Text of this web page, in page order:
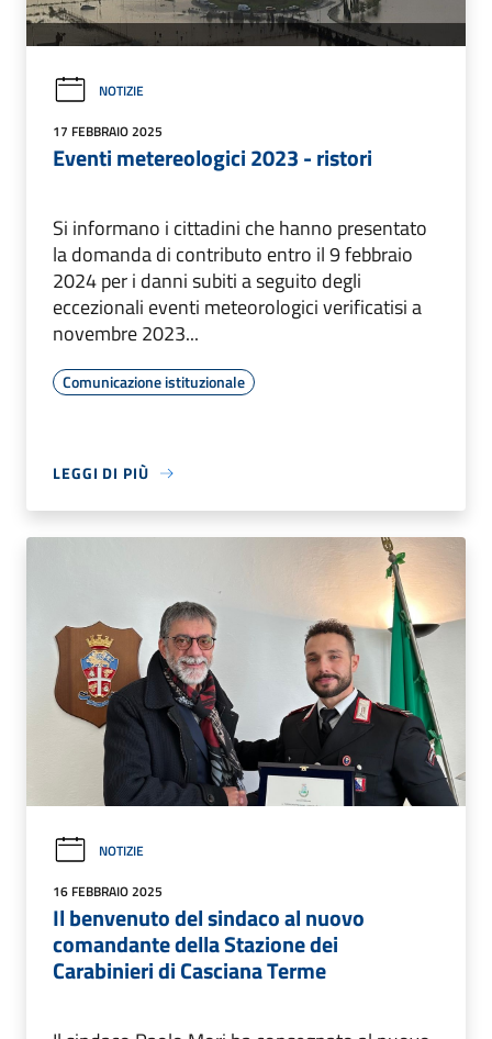
NOTIZIE
17 FEBBRAIO 2025
Eventi metereologici 2023 - ristori
Si informano i cittadini che hanno presentato
la domanda di contributo entro il 9 febbraio
2024 per i danni subiti a seguito degli
eccezionali eventi meteorologici verificatisi a
novembre 2023...
Comunicazione istituzionale
LEGGI DI PIÙ
NOTIZIE
16 FEBBRAIO 2025
Il benvenuto del sindaco al nuovo
comandante della Stazione dei
Carabinieri di Casciana Terme